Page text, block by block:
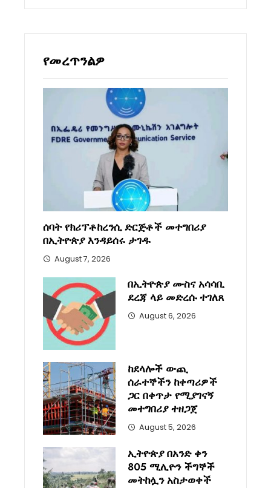
የመረጥንልዎ
ሰባት የክሪፕቶከረንሲ ድርጅቶች መተግበሪያ
በኢትዮጵያ እንዳይሰሩ ታገዱ
August 7, 2026
በኢትዮጵያ ሙስና አሳሳቢ
ደረጃ ላይ መድረሱ ተገለጸ
August 6, 2026
ከደላሎች ውጪ
ሰራተኞችን ከቀጣሪዎች
ጋር በቀጥታ የሚያገናኝ
መተግበሪያ ተዘጋጀ
August 5, 2026
ኢትዮጵያ በአንድ ቀን
805 ሚሊዮን ችግኞች
መትከሏን አስታወቀች